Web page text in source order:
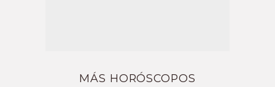
MÁS HORÓSCOPOS